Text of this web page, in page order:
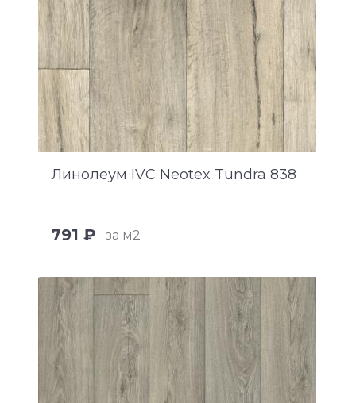
Линолеум IVC Neotex Tundra 838
791 ₽ за м2